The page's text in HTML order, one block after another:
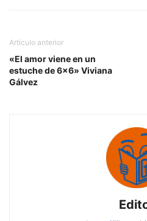
Artículo anterior
«El amor viene en un
estuche de 6×6» Viviana
Gálvez